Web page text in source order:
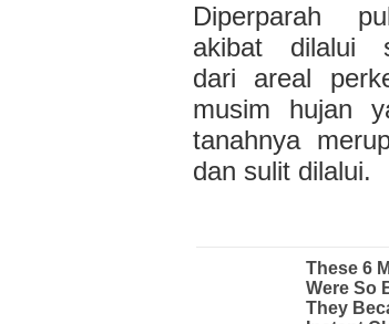
Diperparah
akibat dilalui
dari areal
musim hujan
tanahnya
dan sulit dilalui.